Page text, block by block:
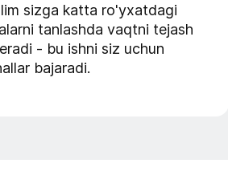
sizga katta ro'yxatdagi
tanlashda vaqtni tejash
- bu ishni siz uchun
bajaradi.